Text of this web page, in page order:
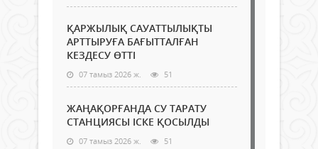
ҚАРЖЫЛЫҚ САУАТТЫЛЫҚТЫ
АРТТЫРУҒА БАҒЫТТАЛҒАН
КЕЗДЕСУ ӨТТІ
07 тамыз 2026 ж. 51
ЖАҢАҚОРҒАНДА СУ ТАРАТУ
СТАНЦИЯСЫ ІСКЕ ҚОСЫЛДЫ
07 тамыз 2026 ж. 51